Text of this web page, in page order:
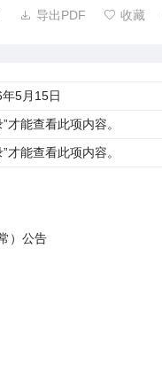
 导出PDF  收藏
5月15日
”才能查看此项内容。
”才能查看此项内容。
）公告